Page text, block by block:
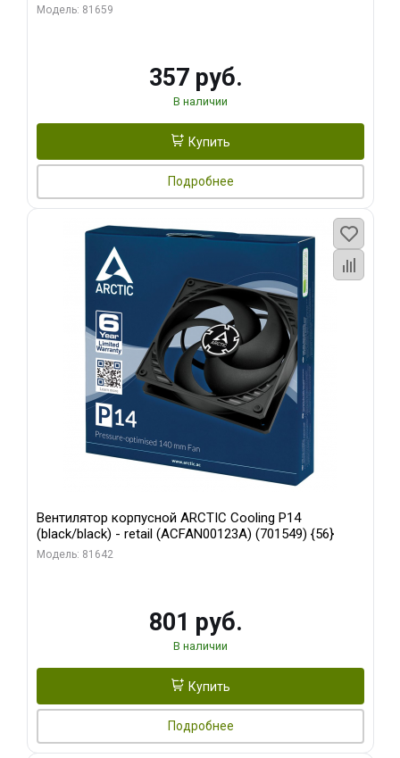
Модель: 81659
357 руб.
В наличии
Купить
Подробнее
Вентилятор корпусной ARCTIC Cooling P14
(black/black) - retail (ACFAN00123A) (701549) {56}
Модель: 81642
801 руб.
В наличии
Купить
Подробнее